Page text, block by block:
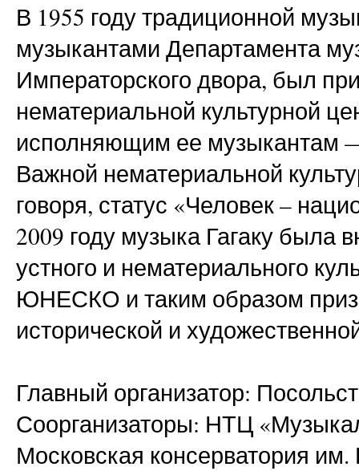
В 1955 году традиционной
музыкантами Департамента
Императорского двора, был
нематериальной культурной
исполняющим ее музыкантам
Важной нематериальной
говоря, статус «Человек –
2009 году музыка Гагаку была
устного и нематериального
ЮНЕСКО и таким образом
исторической и
Главный организатор:
Соорганизаторы: НТЦ
Московская консерватория